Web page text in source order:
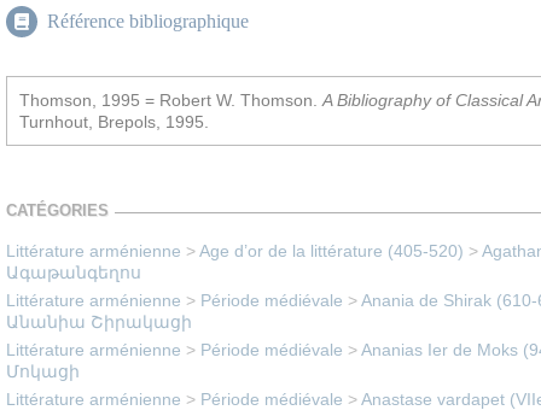
Référence bibliographique
Thomson, 1995 = Robert W. Thomson. A Bibliography of Classical
Turnhout, Brepols, 1995.
CATÉGORIES
Littérature arménienne >Age d’or de la littérature (405-520) >
Ագաթանգեղոս
Littérature arménienne > Période médiévale >Anania de Shirak
Անանիա Շիրակացի
Littérature arménienne > Période médiévale >Ananias Ier de Moks
Մոկացի
Littérature arménienne > Période médiévale >Anastase vardapet